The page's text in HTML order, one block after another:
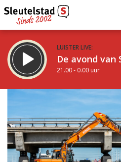
LUISTER LIVE:
De avond van
21.00 - 0.00 uur
De nacht van Sleutelstad
0.00 - 6.00 uur
Vorig uur
uur 1
Inklappen